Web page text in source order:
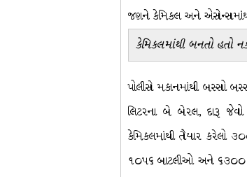
જણને કેમિકલ અને એસેન્સમાંથી
કેમિકલમાંથી બનતો હતો
પોલીસે મકાનમાંથી બસ્સો
લિટરના બે બેરલ, દારૂ
કેમિકલમાંથી તૈયાર કરેલો
૧૦૫૬ બાટલીઓ અને ૬૩૦૦